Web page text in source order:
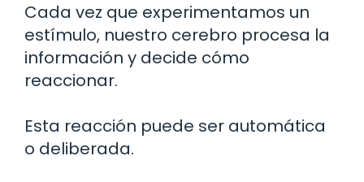
Cada vez que experimentamos un
estímulo, nuestro cerebro procesa la
información y decide cómo
reaccionar.
Esta reacción puede ser automática
o deliberada.